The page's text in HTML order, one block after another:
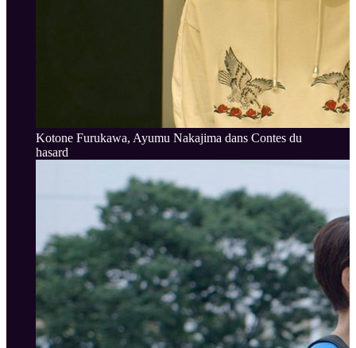
Kotone Furukawa, Ayumu Nakajima dans Contes du
hasard